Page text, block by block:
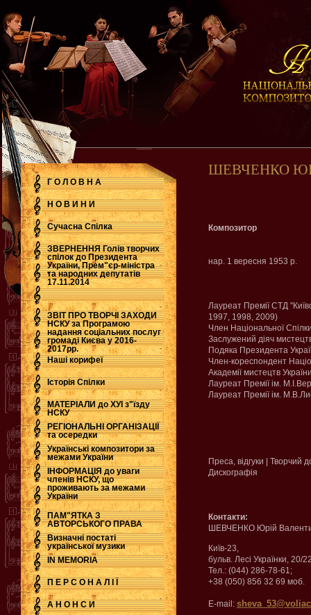
Г О Л О В Н А
Н О В И Н И
Сучасна Cпілка
ЗВЕРНЕННЯ Голів творчих
спілок до Президента
України, Прем"єр-міністра
та народних депутатів
17.11.2014
.
ЗВІТ ПРО ТВОРЧІ ЗАХОДИ
НСКУ за Програмою
надання соціальних послуг
громаді Києва у 2016-
2017рр.
.
Наші корифеї
Історія Спілки
МАТЕРІАЛИ до ХУІ з"їзду
НСКУ
РЕГІОНАЛЬНІ ОРГАНІЗАЦІЇ
та осередки
Українські композитори за
межами України
ІНФОРМАЦІЯ до уваги
членів НСКУ, що
проживають за межами
України
ПАМ"ЯТКА З
АВТОРСЬКОГО ПРАВА
Визначні постаті
української музики
IN MEMORIA
П Е Р С О Н А Л І Ї
А Н О Н С И
ШЕВЧЕНКО
Композитор
нар. 1 вересня 1953 р.
Лауреат Премії СТД
1997, 1998, 2009)
Член Національної
Заслужений діяч
Подяка Президента
Член-кореспондент
Академії мистецтв
Лауреат Премії ім.
Лауреат Премії ім.
Преса, відгуки |
Дискографія
Контакти:
ШЕВЧЕНКО Юрій
Київ-23,
бульв. Лесі Українки, 20/
Тел.: (044) 286-78-61;
+38 (050) 856 32 69 моб.
E-mail: